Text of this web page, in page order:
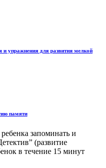
упражнения для развития мелкой
памяти
запоминать и
(развитие
в течение 15 минут